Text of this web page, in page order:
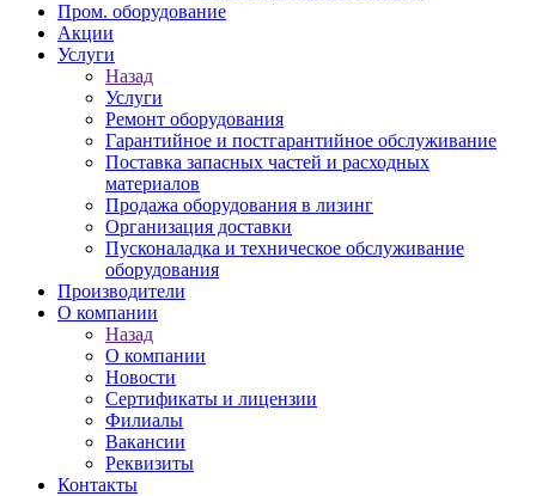
Пром. оборудование
Акции
Услуги
Назад
Услуги
Ремонт оборудования
Гарантийное и постгарантийное обслуживание
Поставка запасных частей и расходных
материалов
Продажа оборудования в лизинг
Организация доставки
Пусконаладка и техническое обслуживание
оборудования
Производители
О компании
Назад
О компании
Новости
Сертификаты и лицензии
Филиалы
Вакансии
Реквизиты
Контакты